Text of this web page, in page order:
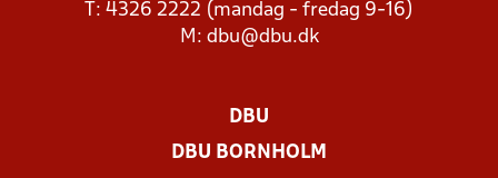
T: 4326 2222 (mandag - fredag 9-16)
M: dbu@dbu.dk
DBU
DBU BORNHOLM